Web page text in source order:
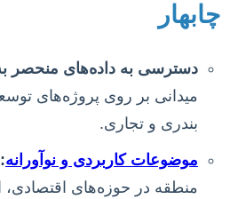
چابهار
دسترسی به داده‌های منحصر
میدانی بر روی پروژه‌های
بندری و تجاری.
موضوعات کاربردی و نوآورانه:
منطقه در حوزه‌های اقتصادی،